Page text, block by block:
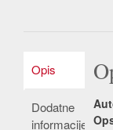
Opis
Dodatne
informacije